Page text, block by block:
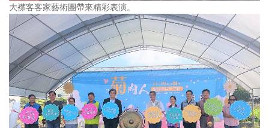
大襟客客家藝術團帶來精彩表演。